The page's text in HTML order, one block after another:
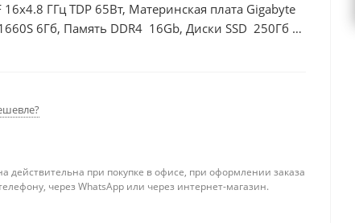
ГГц TDP 65Вт, Материнская плата Gigabyte
6Гб, Память DDR4 16Gb, Диски SSD 250Гб +
действительна при покупке в офисе, при оформлении заказа
через WhatsApp или через интернет-магазин.